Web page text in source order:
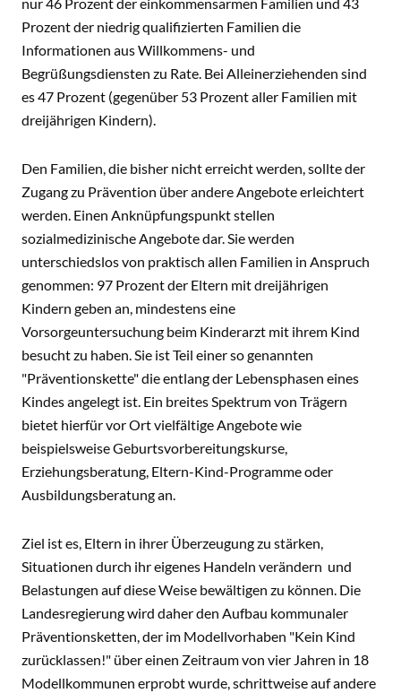
Prozent der niedrig qualifizierten Familien die
Informationen aus Willkommens- und
Begrüßungsdiensten zu Rate. Bei Alleinerziehenden sind
es 47 Prozent (gegenüber 53 Prozent aller Familien mit
dreijährigen Kindern).
Den Familien, die bisher nicht erreicht werden, sollte der
Zugang zu Prävention über andere Angebote erleichtert
werden. Einen Anknüpfungspunkt stellen
sozialmedizinische Angebote dar. Sie werden
unterschiedslos von praktisch allen Familien in Anspruch
genommen: 97 Prozent der Eltern mit dreijährigen
Kindern geben an, mindestens eine
Vorsorgeuntersuchung beim Kinderarzt mit ihrem Kind
besucht zu haben. Sie ist Teil einer so genannten
"Präventionskette" die entlang der Lebensphasen eines
Kindes angelegt ist. Ein breites Spektrum von Trägern
bietet hierfür vor Ort vielfältige Angebote wie
beispielsweise Geburtsvorbereitungskurse,
Erziehungsberatung, Eltern-Kind-Programme oder
Ausbildungsberatung an.
Ziel ist es, Eltern in ihrer Überzeugung zu stärken,
Situationen durch ihr eigenes Handeln verändern und
Belastungen auf diese Weise bewältigen zu können. Die
Landesregierung wird daher den Aufbau kommunaler
Präventionsketten, der im Modellvorhaben "Kein Kind
zurücklassen!" über einen Zeitraum von vier Jahren in 18
Modellkommunen erprobt wurde, schrittweise auf andere